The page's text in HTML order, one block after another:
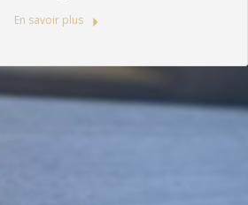
En savoir plus